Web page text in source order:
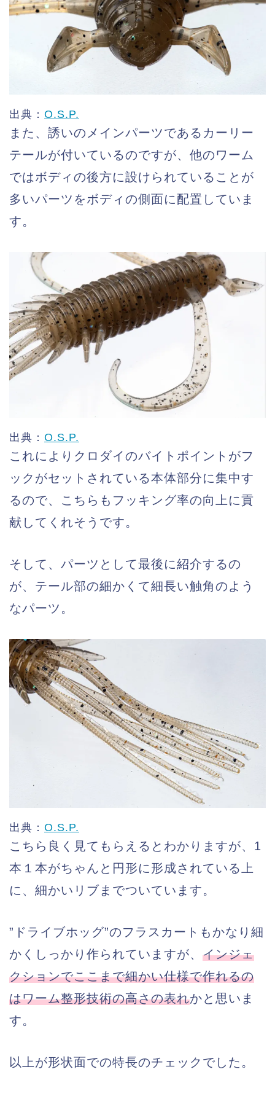
出典： O.S.P.
また、誘いのメインパーツであるカーリー
テールが付いているのですが、他のワーム
ではボディの後方に設けられていることが
多いパーツをボディの側面に配置していま
す。
出典： O.S.P.
これによりクロダイのバイトポイントがフ
ックがセットされている本体部分に集中す
るので、こちらもフッキング率の向上に貢
献してくれそうです。
そして、パーツとして最後に紹介するの
が、テール部の細かくて細長い触角のよう
なパーツ。
出典： O.S.P.
こちら良く見てもらえるとわかりますが、1
本１本がちゃんと円形に形成されている上
に、細かいリブまでついています。
”ドライブホッグ”のフラスカートもかなり細
かくしっかり作られていますが、 インジェ
クションでここまで細かい仕様で作れるの
はワーム整形技術の高さの表れかと思いま
す。
以上が形状面での特長のチェックでした。